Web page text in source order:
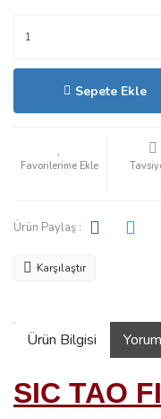
Sepete Ekle
Ürün Paylaş :
Karşılaştır
Ürün Bilgisi
SIC TAO